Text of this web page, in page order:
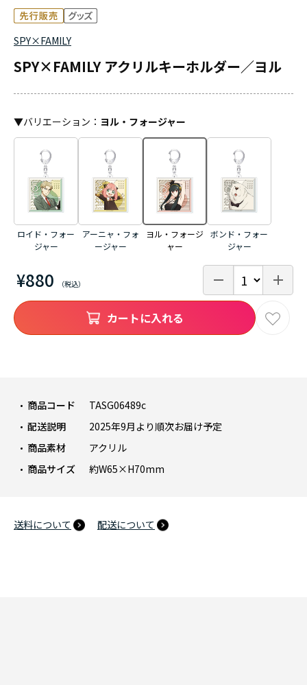
SPY×FAMILY
SPY×FAMILY アクリルキーホルダー／ヨル
¥880
商品コード
TASG06489c
配送説明
2025年9月より順次お届け予定
商品素材
アクリル
商品サイズ
約W65×H70mm
送料について 配送について
▼バリエーション ： ヨル・フォージャー
ロイド・フォー
ジャー
アーニャ・フォ
ージャー
ヨル・フォージ
ャー
ボンド・フォー
ジャー
カートに入れる